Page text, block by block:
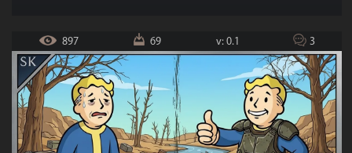
897 69 v: 0.1 3